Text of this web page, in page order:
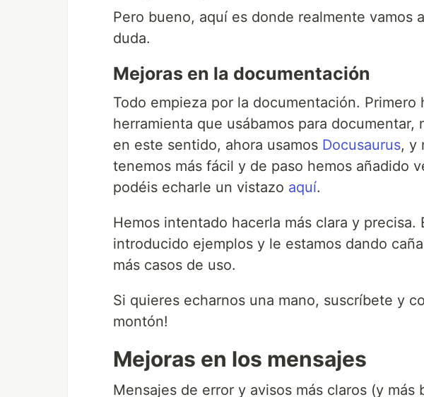
Pero bueno, aquí es donde realmente vamos
duda.
Mejoras en la documentación
Todo empieza por la documentación. Primero
herramienta que usábamos para documentar,
en este sentido, ahora usamos Docusaurus, y
tenemos más fácil y de paso hemos añadido
podéis echarle un vistazo aquí.
Hemos intentado hacerla más clara y precisa.
introducido ejemplos y le estamos dando
más casos de uso.
Si quieres echarnos una mano, suscríbete y
montón!
Mejoras en los mensajes
Mensajes de error y avisos más claros (y más